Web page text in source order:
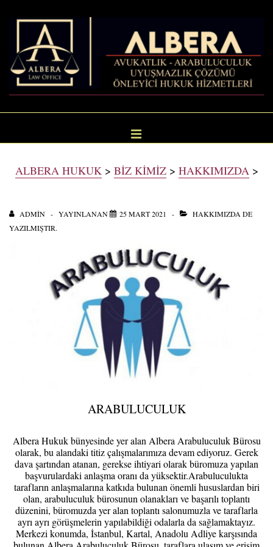
Main
Content
ALBERA
HUKUK
ALBERA HUKUK> BİZ KİMİZ> HAKKIMIZDA>
ADMIN YAYINLANAN 25 MART 2021 HAKKIMIZDA DE
YAZILMIŞTIR.
ARABULUCULUK
Albera Hukuk bünyesinde yer alan Albera Arabuluculuk Bürosu
olarak, bu alandaki titiz çalışmalarımıza devam ediyoruz. Gerek
dava şartından atanan, gerekse ihtiyari olarak büromuza yapılan
başvurulardaki anlaşma oranı da yüksektir.Arabuluculukta
tarafların anlaşmalarına katkıda bulunan önemli hususlardan biri
olan, arabuluculuk bürosunun olanakları ve başarılı toplantı
düzenini, büromuzda yer alan toplantı salonumuzla ve taraflarla
ayrı ayrı görüşmelerin yapılabildiği odalarla da sağlamaktayız.
Merkezi konumda, İstanbul, Kartal, Anadolu Adliye karşısında